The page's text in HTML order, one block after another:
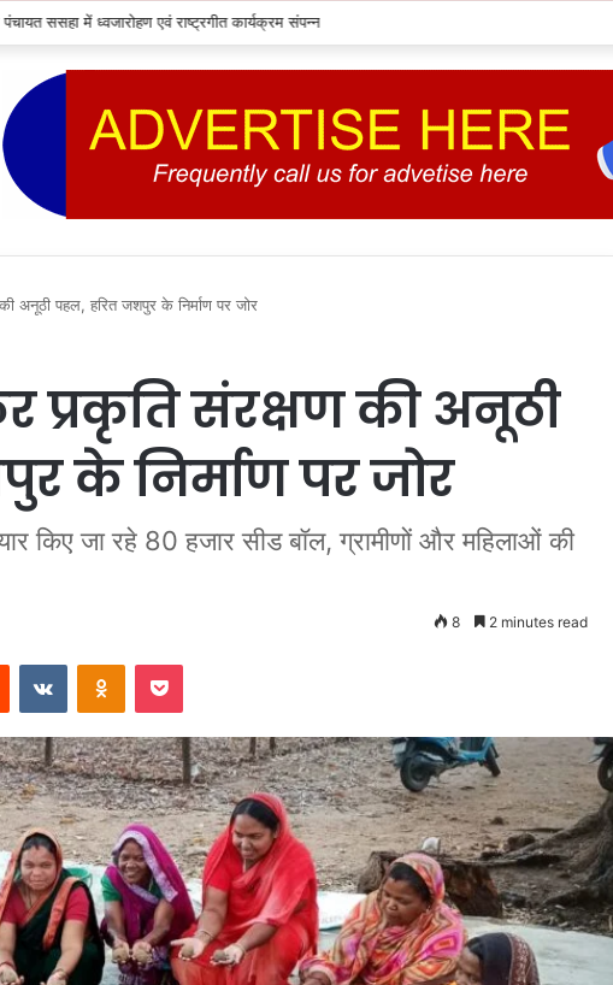
पंचायत ससहा में ध्वजारोहण एवं राष्ट्रगीत कार्यक्रम संपन्न
अनूठी पहल, हरित जशपुर के निर्माण पर जोर
प्रकृति संरक्षण की अनूठी
के निर्माण पर जोर
किए जा रहे 80 हजार सीड बॉल, ग्रामीणों और महिलाओं की
8 2 minutes read
Reddit VKontakteOdnoklassniki
Pocket